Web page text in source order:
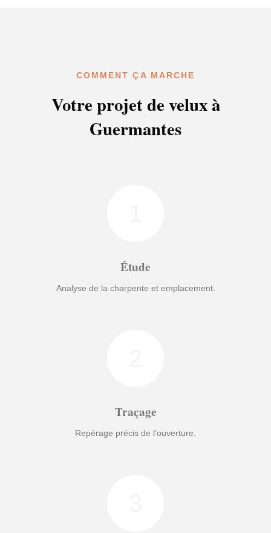
COMMENT ÇA MARCHE
Votre projet de velux à
Guermantes
Étude
Analyse de la charpente et emplacement.
Traçage
Repérage précis de l'ouverture.